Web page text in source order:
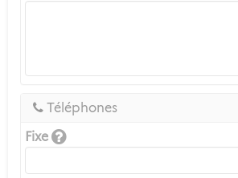
Téléphones
Fixe